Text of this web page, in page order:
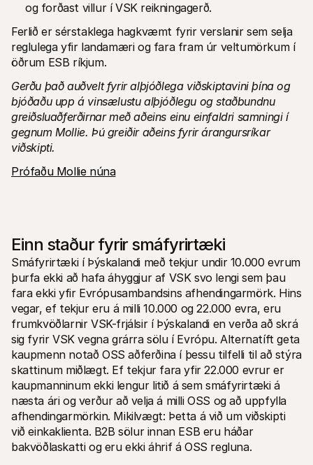
og forðast villur í VSK reikningagerð.
Ferlið er sérstaklega hagkvæmt fyrir verslanir sem selja
reglulega yfir landamæri og fara fram úr veltumörkum í
öðrum ESB ríkjum.
Gerðu það auðvelt fyrir alþjóðlega viðskiptavini þína og
bjóðaðu upp á vinsælustu alþjóðlegu og staðbundnu
greiðsluaðferðirnar með aðeins einu einfaldri samningi í
gegnum Mollie. Þú greiðir aðeins fyrir árangursríkar
viðskipti.
Prófaðu Mollie núna
Einn staður fyrir smáfyrirtæki
Smáfyrirtæki í Þýskalandi með tekjur undir 10.000 evrum
þurfa ekki að hafa áhyggjur af VSK svo lengi sem þau
fara ekki yfir Evrópusambandsins afhendingarmörk. Hins
vegar, ef tekjur eru á milli 10.000 og 22.000 evra, eru
frumkvöðlarnir VSK-frjálsir í Þýskalandi en verða að skrá
sig fyrir VSK vegna grárra sölu í Evrópu. Alternatíft geta
kaupmenn notað OSS aðferðina í þessu tilfelli til að stýra
skattinum miðlægt. Ef tekjur fara yfir 22.000 evrur er
kaupmanninum ekki lengur litið á sem smáfyrirtæki á
næsta ári og verður að velja á milli OSS og að uppfylla
afhendingarmörkin. Mikilvægt: Þetta á við um viðskipti
við einkaklienta. B2B sölur innan ESB eru háðar
bakvöðlaskatti og eru ekki áhrif á OSS regluna.